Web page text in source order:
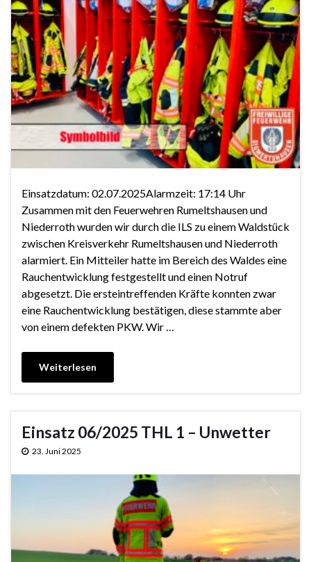
Einsatzdatum: 02.07.2025Alarmzeit: 17:14 Uhr
Zusammen mit den Feuerwehren Rumeltshausen und
Niederroth wurden wir durch die ILS zu einem Waldstück
zwischen Kreisverkehr Rumeltshausen und Niederroth
alarmiert. Ein Mitteiler hatte im Bereich des Waldes eine
Rauchentwicklung festgestellt und einen Notruf
abgesetzt. Die ersteintreffenden Kräfte konnten zwar
eine Rauchentwicklung bestätigen, diese stammte aber
von einem defekten PKW. Wir …
Weiterlesen
Einsatz 06/2025 THL 1 – Unwetter
23. Juni 2025